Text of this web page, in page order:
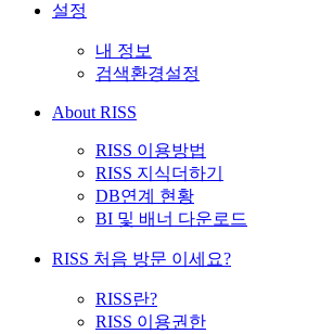
설정
내 정보
검색환경설정
About RISS
RISS 이용방법
RISS 지식더하기
DB연계 현황
BI 및 배너 다운로드
RISS 처음 방문 이세요?
RISS란?
RISS 이용권한